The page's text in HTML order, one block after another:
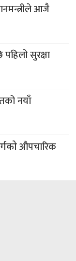
आजै
पहिलो सुरक्षा
नयाँ
औपचारिक